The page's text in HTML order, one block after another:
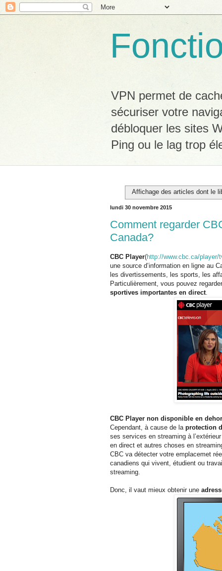
VPN permet de
sécuriser votre
débloquer les sites
Ping ou le lag trop
Affichage des articles dont le
lundi 30 novembre 2015
Comment regarder
Canada?
CBC Player(http://www.cbc.ca/player/
une source d’information en ligne au
les divertissements, les sports, les
Particulièrement, vous pouvez
sportives importantes en direct
CBC Player non disponible en
Cependant, à cause de la protection
ses services en streaming à
en direct et autres choses en
CBC va détecter votre emplacemet
canadiens qui vivent, étudient ou
streaming.
Donc, il vaut mieux obtenir une